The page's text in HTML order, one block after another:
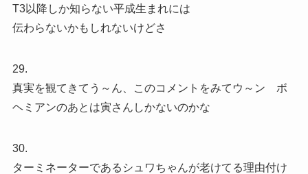
T3以降しか知らない平成生まれには
伝わらないかもしれないけどさ
29.
真実を観てきてう～ん、このコメントをみてウ～ン ボ
ヘミアンのあとは寅さんしかないのかな
30.
ターミネーターであるシュワちゃんが老けてる理由付け